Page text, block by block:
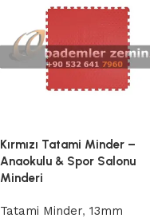
Kırmızı Tatami Minder –
Anaokulu & Spor Salonu
Minderi
Tatami Minder, 13mm